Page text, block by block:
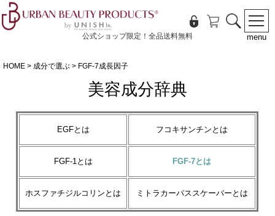
menu
公式ショップ限定！全品送料無料
HOME 成分で選ぶ FGF-7成長因子
美容成分辞典
EGFとは フコキサンチンとは
FGF-1とは FGF-7とは
ホスファチジルコリンとは ミトラカーパススケーバーとは